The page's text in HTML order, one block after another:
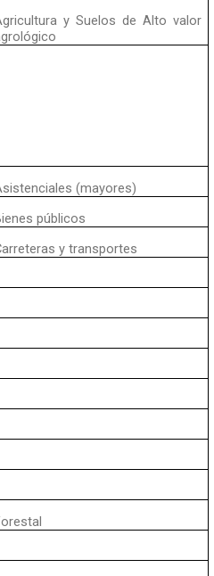
y Suelos de Alto valor
(mayores)
públicos
y transportes